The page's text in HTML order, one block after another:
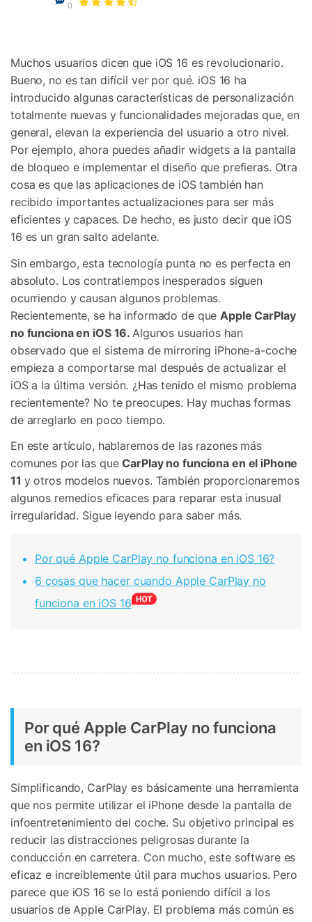
Gestor de Datos
Protección del Móvil
Encuentra Más Soluciones
0
Muchos usuarios dicen que iOS 16 es revolucionario.
Bueno, no es tan difícil ver por qué. iOS 16 ha
introducido algunas características de personalización
totalmente nuevas y funcionalidades mejoradas que, en
general, elevan la experiencia del usuario a otro nivel.
Por ejemplo, ahora puedes añadir widgets a la pantalla
de bloqueo e implementar el diseño que prefieras. Otra
cosa es que las aplicaciones de iOS también han
recibido importantes actualizaciones para ser más
eficientes y capaces. De hecho, es justo decir que iOS
16 es un gran salto adelante.
Sin embargo, esta tecnología punta no es perfecta en
absoluto. Los contratiempos inesperados siguen
ocurriendo y causan algunos problemas.
Recientemente, se ha informado de que Apple CarPlay
no funciona en iOS 16. Algunos usuarios han
observado que el sistema de mirroring iPhone-a-coche
empieza a comportarse mal después de actualizar el
iOS a la última versión. ¿Has tenido el mismo problema
recientemente? No te preocupes. Hay muchas formas
de arreglarlo en poco tiempo.
En este artículo, hablaremos de las razones más
comunes por las queCarPlay no funciona en el iPhone
11 y otros modelos nuevos. También proporcionaremos
algunos remedios eficaces para reparar esta inusual
irregularidad. Sigue leyendo para saber más.
Por qué Apple CarPlay no funciona en iOS 16?
6 cosas que hacer cuando Apple CarPlay no
funciona en iOS 16
Por qué Apple CarPlay no funciona
en iOS 16?
Simplificando, CarPlay es básicamente una herramienta
que nos permite utilizar el iPhone desde la pantalla de
infoentretenimiento del coche. Su objetivo principal es
reducir las distracciones peligrosas durante la
conducción en carretera. Con mucho, este software es
eficaz e increíblemente útil para muchos usuarios. Pero
parece que iOS 16 se lo está poniendo difícil a los
usuarios de Apple CarPlay. El problema más común es